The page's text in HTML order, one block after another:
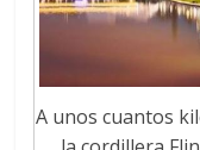
A unos cuantos